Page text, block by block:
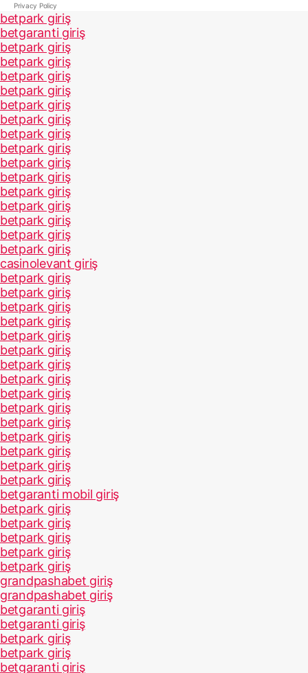
Privacy Policy
betpark giriş
betgaranti giriş
betpark giriş
betpark giriş
betpark giriş
betpark giriş
betpark giriş
betpark giriş
betpark giriş
betpark giriş
betpark giriş
betpark giriş
betpark giriş
betpark giriş
betpark giriş
betpark giriş
betpark giriş
casinolevant giriş
betpark giriş
betpark giriş
betpark giriş
betpark giriş
betpark giriş
betpark giriş
betpark giriş
betpark giriş
betpark giriş
betpark giriş
betpark giriş
betpark giriş
betpark giriş
betpark giriş
betpark giriş
betgaranti mobil giriş
betpark giriş
betpark giriş
betpark giriş
betpark giriş
betpark giriş
grandpashabet giriş
grandpashabet giriş
betgaranti giriş
betgaranti giriş
betpark giriş
betpark giriş
betgaranti giriş